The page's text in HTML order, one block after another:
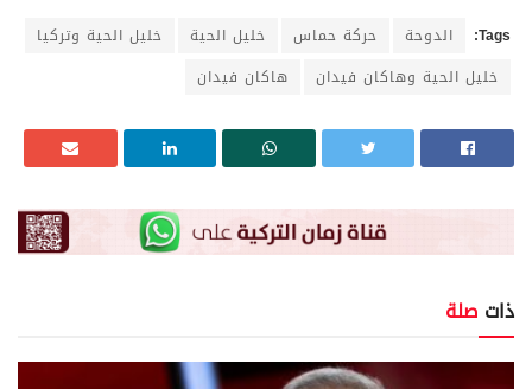
Tags: الدوحة حركة حماس خليل الحية
خليل الحية وتركيا
خليل الحية وهاكان فيدان
هاكان فيدان
ذات صلة